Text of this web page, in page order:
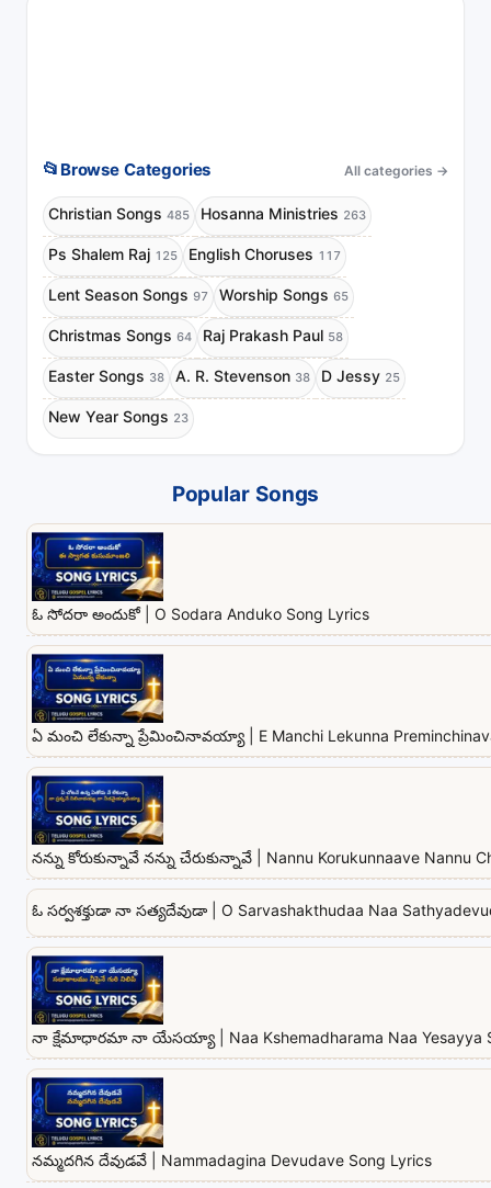
📂 Browse Categories All categories →
Christian Songs 485 Hosanna Ministries 263
Ps Shalem Raj 125 English Choruses 117
Lent Season Songs 97 Worship Songs 65
Christmas Songs 64 Raj Prakash Paul 58
Easter Songs 38 A. R. Stevenson 38 D Jessy 25
New Year Songs 23
Popular Songs
ఓ సోదరా అందుకో | O Sodara Anduko Song Lyrics
ఏ మంచి లేకున్నా ప్రేమించినావయ్యా | E Manchi Lekunna
నన్ను కోరుకున్నావే నన్ను చేరుకున్నావే | Nannu Korukunnaave Nannu
ఓ సర్వశక్తుడా నా సత్యదేవుడా | O Sarvashakthudaa Naa
నా క్షేమాధారమా నా యేసయ్యా | Naa Kshemadharama Naa Yesayya
నమ్మదగిన దేవుడవే | Nammadagina Devudave Song Lyrics